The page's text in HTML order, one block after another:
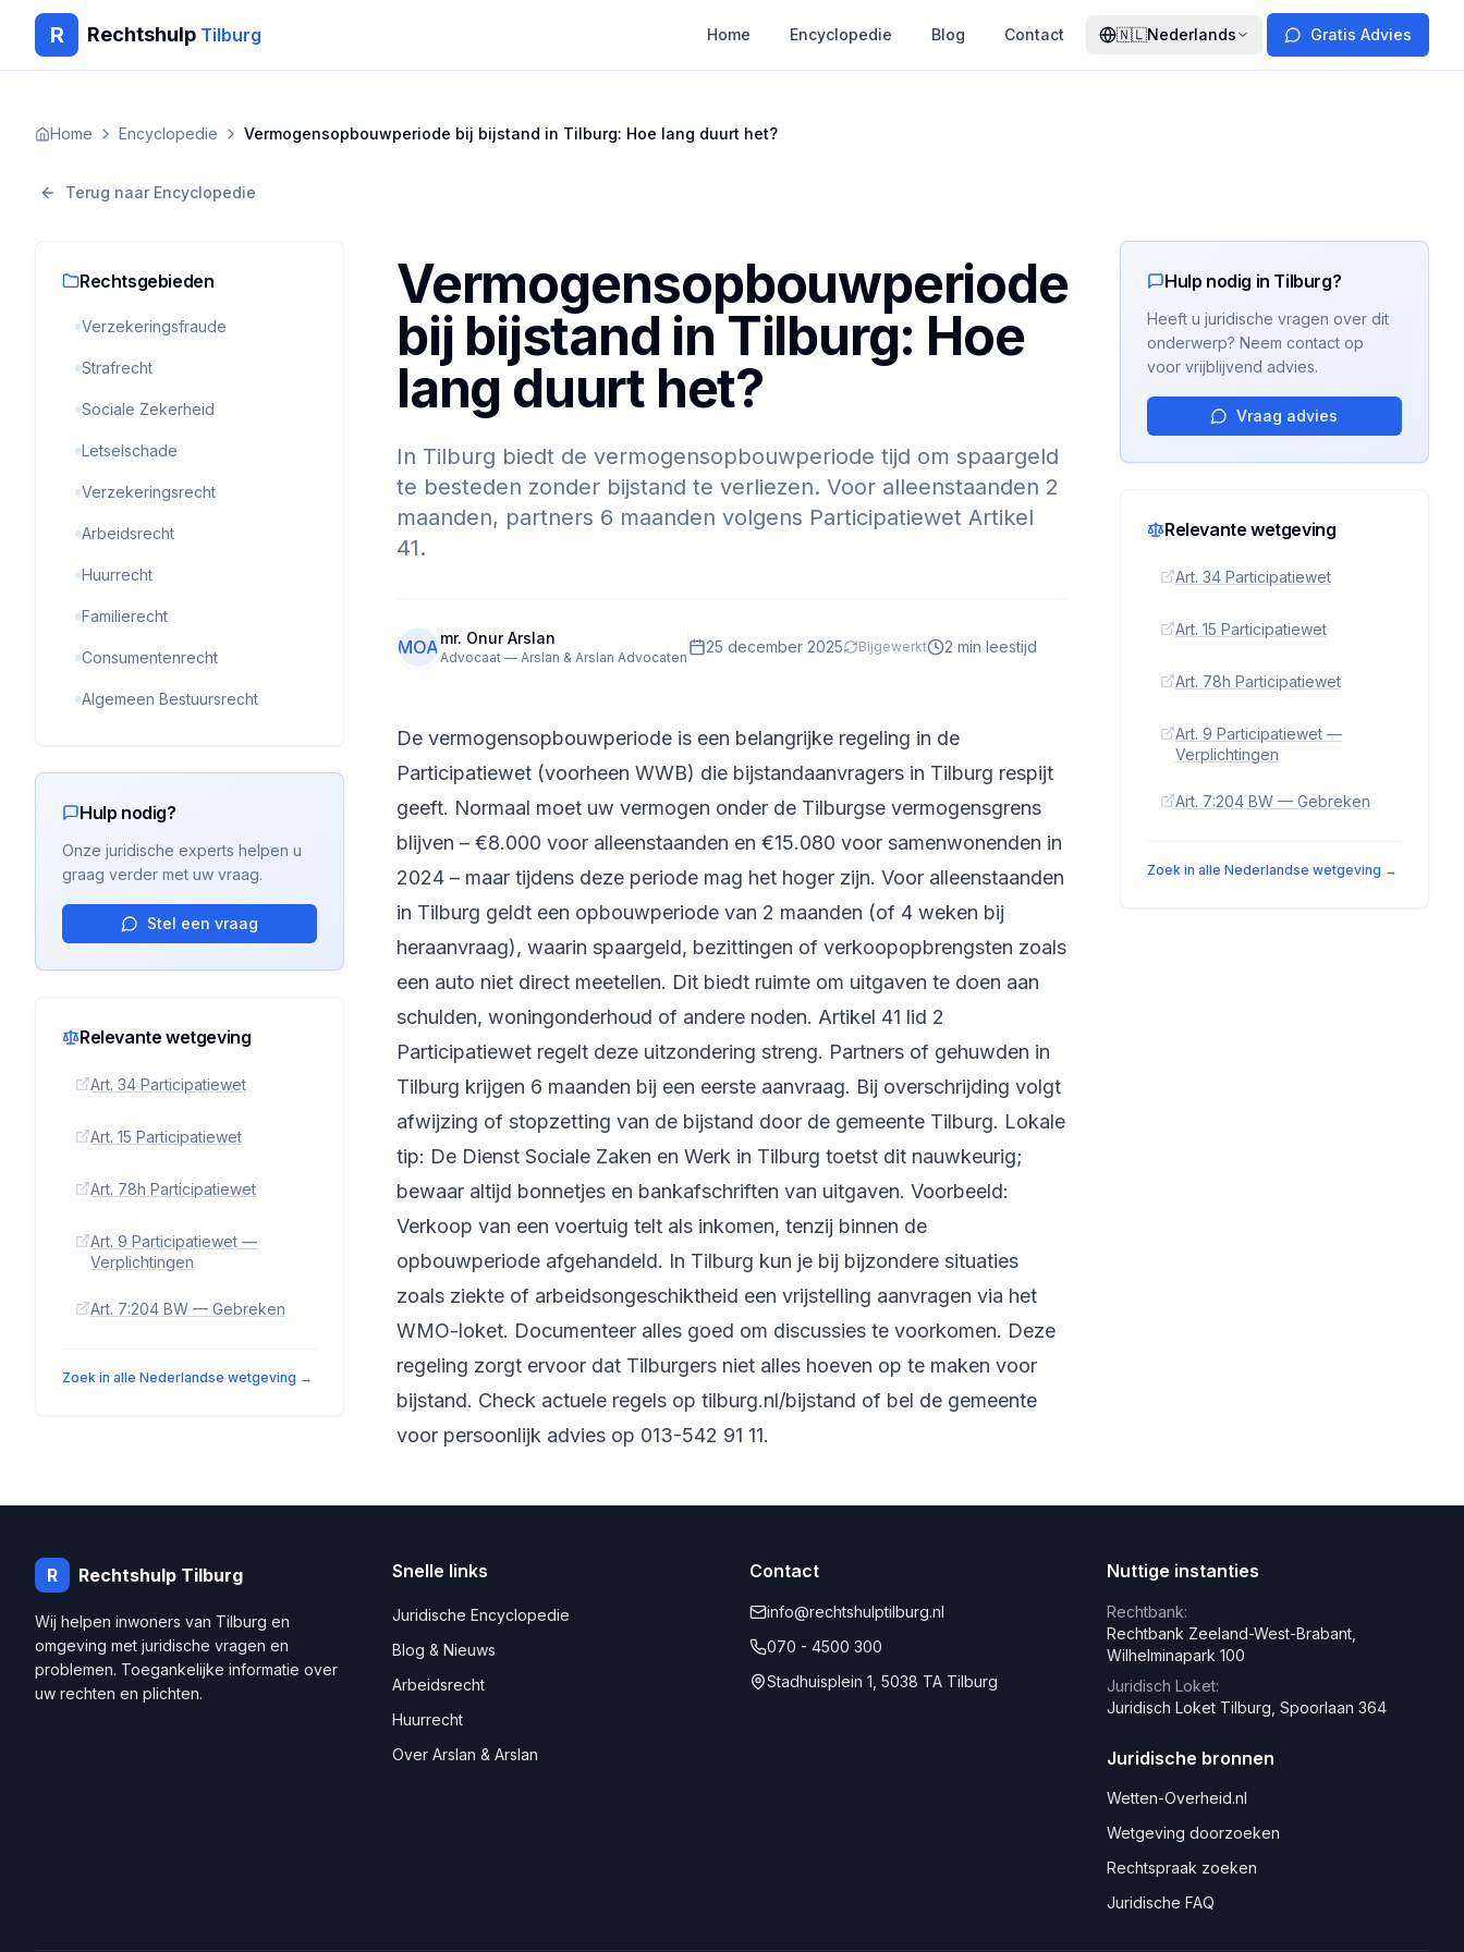
R Rechtshulp Tilburg Home Encyclopedie Blog Contact 🇳🇱Nederlands Gratis Advies
Home Encyclopedie Vermogensopbouwperiode bij bijstand in Tilburg: Hoe lang duurt het?
Terug naar Encyclopedie
Rechtsgebieden
Verzekeringsfraude
Strafrecht
Sociale Zekerheid
Letselschade
Verzekeringsrecht
Arbeidsrecht
Huurrecht
Familierecht
Consumentenrecht
Algemeen Bestuursrecht
Hulp nodig?
Onze juridische experts helpen u
graag verder met uw vraag.
Stel een vraag
Relevante wetgeving
Art. 34 Participatiewet
Art. 15 Participatiewet
Art. 78h Participatiewet
Art. 9 Participatiewet —
Verplichtingen
Art. 7:204 BW — Gebreken
Zoek in alle Nederlandse wetgeving →
Vermogensopbouwperiode
bij bijstand in Tilburg: Hoe
lang duurt het?
In Tilburg biedt de vermogensopbouwperiode tijd om spaargeld
te besteden zonder bijstand te verliezen. Voor alleenstaanden 2
maanden, partners 6 maanden volgens Participatiewet Artikel
41.
MOAmr. Onur Arslan
Advocaat — Arslan & Arslan Advocaten
25 december 2025 Bijgewerkt 2 min leestijd
De vermogensopbouwperiode is een belangrijke regeling in de
Participatiewet (voorheen WWB) die bijstandaanvragers in Tilburg respijt
geeft. Normaal moet uw vermogen onder de Tilburgse vermogensgrens
blijven – €8.000 voor alleenstaanden en €15.080 voor samenwonenden in
2024 – maar tijdens deze periode mag het hoger zijn. Voor alleenstaanden
in Tilburg geldt een opbouwperiode van 2 maanden (of 4 weken bij
heraanvraag), waarin spaargeld, bezittingen of verkoopopbrengsten zoals
een auto niet direct meetellen. Dit biedt ruimte om uitgaven te doen aan
schulden, woningonderhoud of andere noden. Artikel 41 lid 2
Participatiewet regelt deze uitzondering streng. Partners of gehuwden in
Tilburg krijgen 6 maanden bij een eerste aanvraag. Bij overschrijding volgt
afwijzing of stopzetting van de bijstand door de gemeente Tilburg. Lokale
tip: De Dienst Sociale Zaken en Werk in Tilburg toetst dit nauwkeurig;
bewaar altijd bonnetjes en bankafschriften van uitgaven. Voorbeeld:
Verkoop van een voertuig telt als inkomen, tenzij binnen de
opbouwperiode afgehandeld. In Tilburg kun je bij bijzondere situaties
zoals ziekte of arbeidsongeschiktheid een vrijstelling aanvragen via het
WMO-loket. Documenteer alles goed om discussies te voorkomen. Deze
regeling zorgt ervoor dat Tilburgers niet alles hoeven op te maken voor
bijstand. Check actuele regels op tilburg.nl/bijstand of bel de gemeente
voor persoonlijk advies op 013-542 91 11.
Hulp nodig in Tilburg?
Heeft u juridische vragen over dit
onderwerp? Neem contact op
voor vrijblijvend advies.
Vraag advies
Relevante wetgeving
Art. 34 Participatiewet
Art. 15 Participatiewet
Art. 78h Participatiewet
Art. 9 Participatiewet —
Verplichtingen
Art. 7:204 BW — Gebreken
Zoek in alle Nederlandse wetgeving →
R Rechtshulp Tilburg
Wij helpen inwoners van Tilburg en
omgeving met juridische vragen en
problemen. Toegankelijke informatie over
uw rechten en plichten.
Snelle links
Juridische Encyclopedie
Blog & Nieuws
Arbeidsrecht
Huurrecht
Over Arslan & Arslan
Contact
info@rechtshulptilburg.nl
070 - 4500 300
Stadhuisplein 1, 5038 TA Tilburg
Nuttige instanties
Rechtbank:
Rechtbank Zeeland-West-Brabant,
Wilhelminapark 100
Juridisch Loket:
Juridisch Loket Tilburg, Spoorlaan 364
Juridische bronnen
Wetten-Overheid.nl
Wetgeving doorzoeken
Rechtspraak zoeken
Juridische FAQ